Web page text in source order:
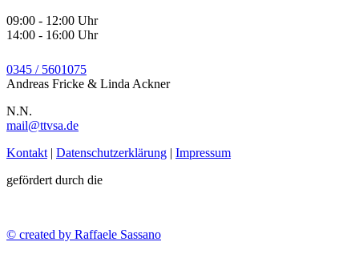
09:00 - 12:00 Uhr
14:00 - 16:00 Uhr
0345 / 5601075
Andreas Fricke & Linda Ackner
N.N.
mail@ttvsa.de
Kontakt | Datenschutzerklärung | Impressum
gefördert durch die
© created by Raffaele Sassano